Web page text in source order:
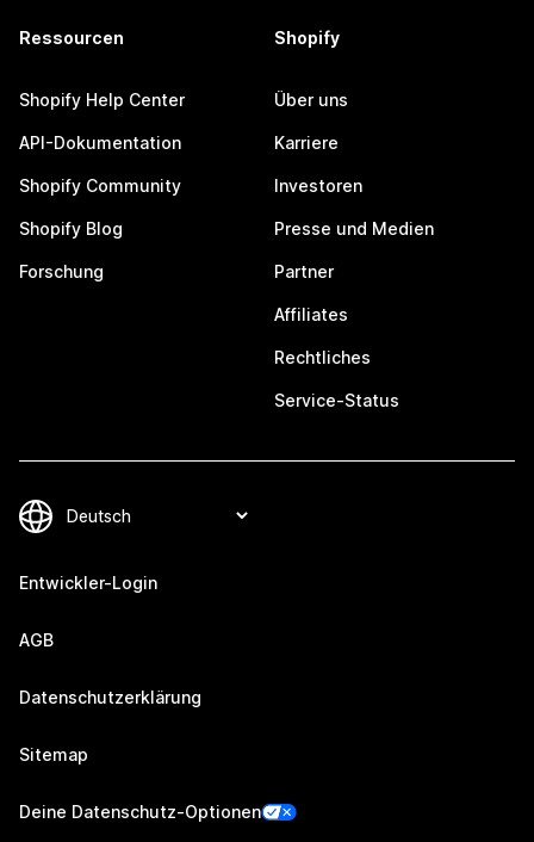
Ressourcen
Shopify Help Center
API-Dokumentation
Shopify Community
Shopify Blog
Forschung
Shopify
Über uns
Karriere
Investoren
Presse und Medien
Partner
Affiliates
Rechtliches
Service-Status
Entwickler-Login
AGB
Datenschutzerklärung
Sitemap
Deine Datenschutz-Optionen